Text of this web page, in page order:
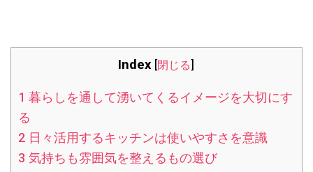
Index [閉じる]
1 暮らしを通して湧いてくるイメージを大切にす
る
2日々活用するキッチンは使いやすさを意識
3 気持ちも雰囲気を整えるもの選び